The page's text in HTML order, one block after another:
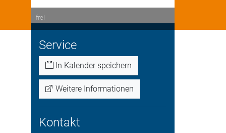
frei
Service
In Kalender speichern
Weitere Informationen
Kontakt